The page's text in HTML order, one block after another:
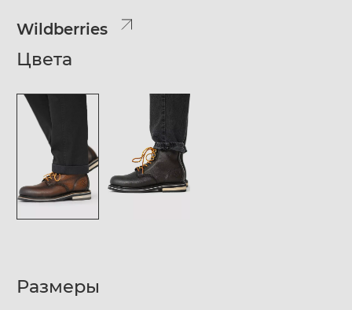
Wildberries
Цвета
Размеры